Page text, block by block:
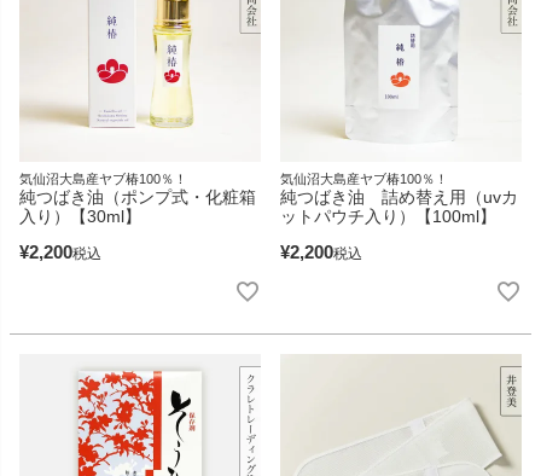
気仙沼大島産ヤブ椿100％！
純つばき油（ポンプ式・化粧箱
入り）【30ml】
¥2,200税込
気仙沼大島産ヤブ椿100％！
純つばき油 詰め替え用（uvカ
ットパウチ入り）【100ml】
¥2,200税込